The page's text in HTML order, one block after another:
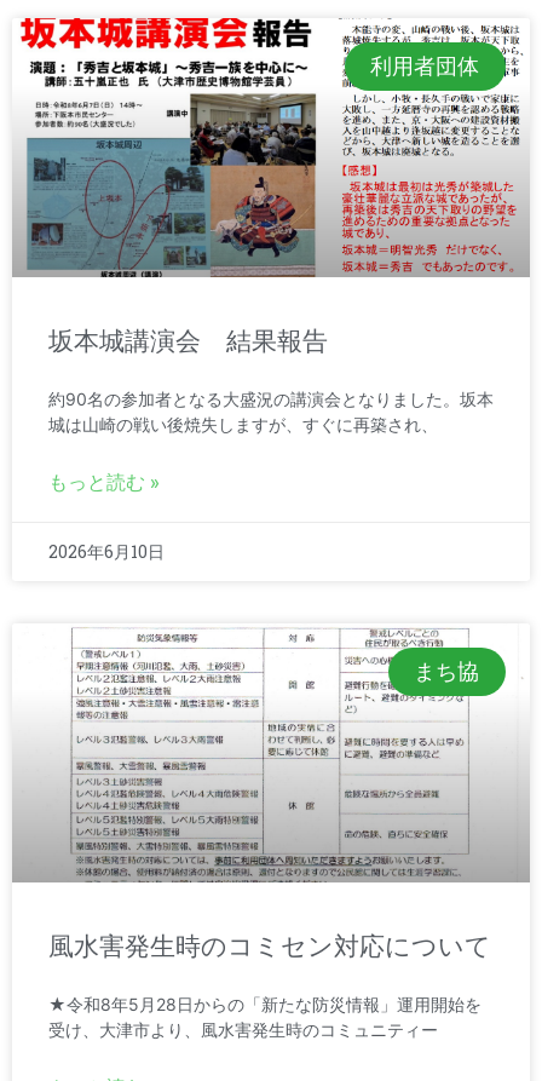
利用者団体
坂本城講演会 結果報告
約90名の参加者となる大盛況の講演会となりました。坂本
城は山崎の戦い後焼失しますが、すぐに再築され、
もっと読む »
2026年6月10日
まち協
風水害発生時のコミセン対応について
★令和8年5月28日からの「新たな防災情報」運用開始を
受け、大津市より、風水害発生時のコミュニティー